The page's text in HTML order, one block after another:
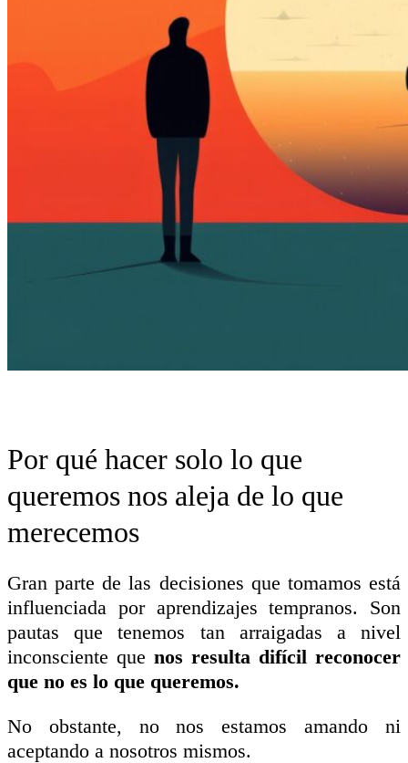
Por qué hacer solo lo que
queremos nos aleja de lo que
merecemos
Gran parte de las decisiones que tomamos está
influenciada por aprendizajes tempranos. Son
pautas que tenemos tan arraigadas a nivel
inconsciente que nos resulta difícil reconocer
que no es lo que queremos.
No obstante, no nos estamos amando ni
aceptando a nosotros mismos.